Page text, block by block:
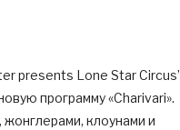
presents Lone Star Circus’
программу «Charivari».
клоунами и